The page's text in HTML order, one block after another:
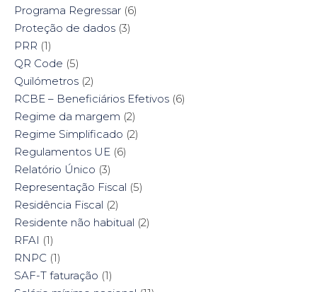
Programa Regressar (6)
Proteção de dados (3)
PRR (1)
QR Code (5)
Quilómetros (2)
RCBE – Beneficiários Efetivos (6)
Regime da margem (2)
Regime Simplificado (2)
Regulamentos UE (6)
Relatório Único (3)
Representação Fiscal (5)
Residência Fiscal (2)
Residente não habitual (2)
RFAI (1)
RNPC (1)
SAF-T faturação (1)